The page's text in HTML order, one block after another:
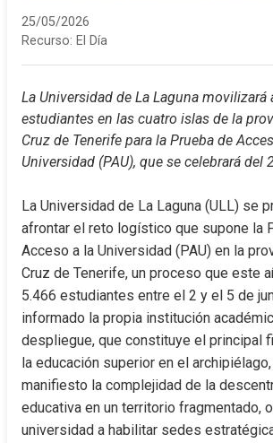
25/05/2026
Recurso: El Día
La Universidad de La Laguna movilizará
estudiantes en las cuatro islas de la
Cruz de Tenerife para la Prueba de
Universidad (PAU), que se celebrará del
La Universidad de La Laguna (ULL) se
afrontar el reto logístico que supone la
Acceso a la Universidad (PAU) en la
Cruz de Tenerife, un proceso que este
5.466 estudiantes entre el 2 y el 5 de
informado la propia institución
despliegue, que constituye el principal
la educación superior en el
manifiesto la complejidad de la
educativa en un territorio fragmentado,
universidad a habilitar sedes